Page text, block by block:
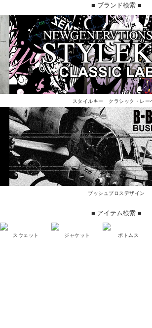
■ ブランド検索 ■
スタイルキー クラシック・レー
ブッシュブロスデザイン
■ アイテム検索 ■
スウェット ジャケット ボトムス